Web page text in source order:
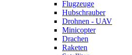
Flugzeuge
Hubschrauber
Drohnen - UAV
Minicopter
Drachen
Raketen